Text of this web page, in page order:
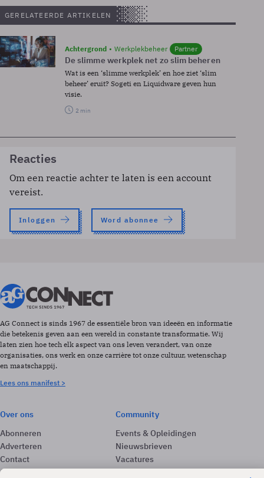
GERELATEERDE ARTIKELEN
Achtergrond Werkplekbeheer Partner
De slimme werkplek net zo slim beheren
Wat is een ‘slimme werkplek’ en hoe ziet ‘slim
beheer’ eruit? Sogeti en Liquidware geven hun
visie.
2 min
Reacties
Om een reactie achter te laten is een account
vereist.
Inloggen Word abonnee
AG Connect is sinds 1967 de essentiële bron van ideeën en informatie
die betekenis geven aan een wereld in constante transformatie. Wij
laten zien hoe tech elk aspect van ons leven verandert, van onze
organisaties, ons werk en onze carrière tot onze cultuur, wetenschap
en maatschappij.
Lees ons manifest >
Over ons
Abonneren
Adverteren
Contact
Colofon
Community
Events & Opleidingen
Nieuwsbrieven
Vacatures
Whitepapers